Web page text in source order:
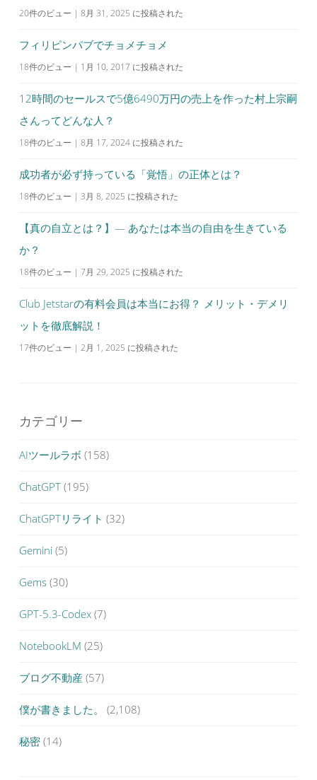
20件のビュー | 8月 31, 2025 に投稿された
フィリピンパブでチョメチョメ
18件のビュー | 1月 10, 2017 に投稿された
12時間のセールスで5億6490万円の売上を作った村上宗嗣
さんってどんな人？
18件のビュー | 8月 17, 2024 に投稿された
成功者が必ず持っている「覚悟」の正体とは？
18件のビュー | 3月 8, 2025 に投稿された
【真の自立とは？】— あなたは本当の自由を生きている
か？
18件のビュー | 7月 29, 2025 に投稿された
Club Jetstarの有料会員は本当にお得？ メリット・デメリ
ットを徹底解説！
17件のビュー | 2月 1, 2025 に投稿された
カテゴリー
AIツールラボ (158)
ChatGPT (195)
ChatGPTリライト (32)
Gemini (5)
Gems (30)
GPT-5.3-Codex (7)
NotebookLM (25)
ブログ不動産 (57)
僕が書きました。 (2,108)
秘密 (14)